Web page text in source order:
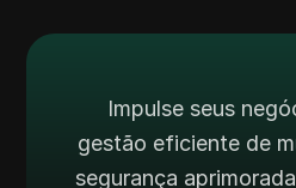
Impulse seus
gestão eficiente de
segurança